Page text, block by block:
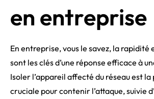
en entreprise
En entreprise, vous le savez, la rapidité
sont les clés d’une réponse efficace à
Isoler l’appareil affecté du réseau est
cruciale pour contenir l’attaque, suivie